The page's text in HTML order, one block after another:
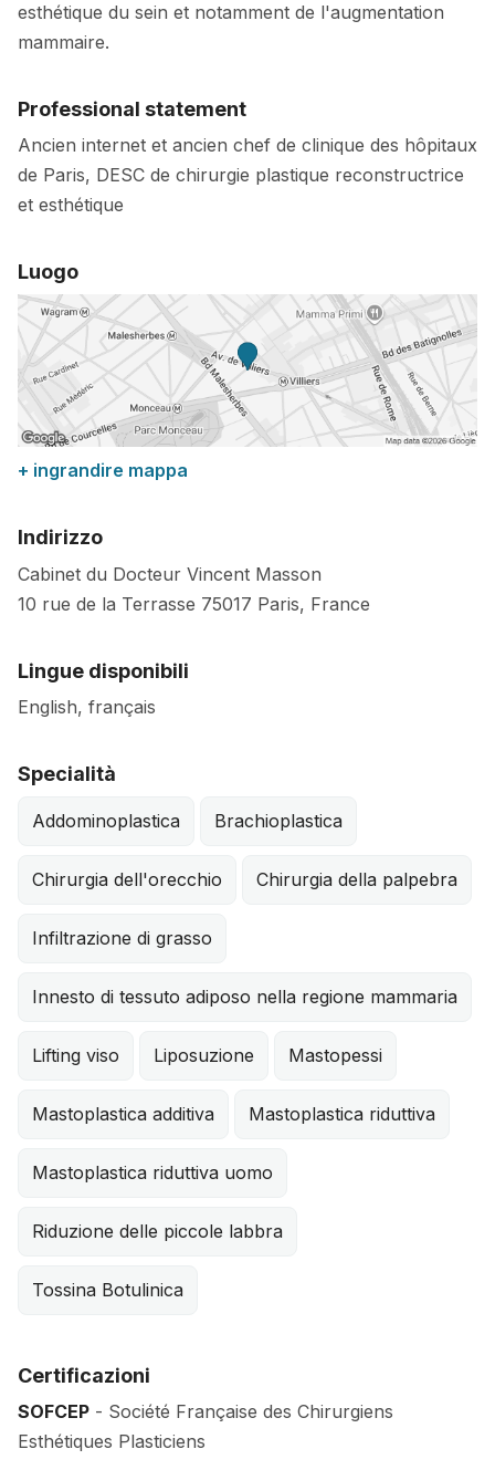
esthétique du sein et notamment de l'augmentation
mammaire.
Professional statement
Ancien internet et ancien chef de clinique des hôpitaux
de Paris, DESC de chirurgie plastique reconstructrice
et esthétique
Luogo
+ ingrandire mappa
Indirizzo
Cabinet du Docteur Vincent Masson
10 rue de la Terrasse 75017 Paris, France
Lingue disponibili
English, français
Specialità
Addominoplastica Brachioplastica
Chirurgia dell'orecchio Chirurgia della palpebra
Infiltrazione di grasso
Innesto di tessuto adiposo nella regione mammaria
Lifting viso Liposuzione Mastopessi
Mastoplastica additiva Mastoplastica riduttiva
Mastoplastica riduttiva uomo
Riduzione delle piccole labbra
Tossina Botulinica
Certificazioni
SOFCEP - Société Française des Chirurgiens
Esthétiques Plasticiens